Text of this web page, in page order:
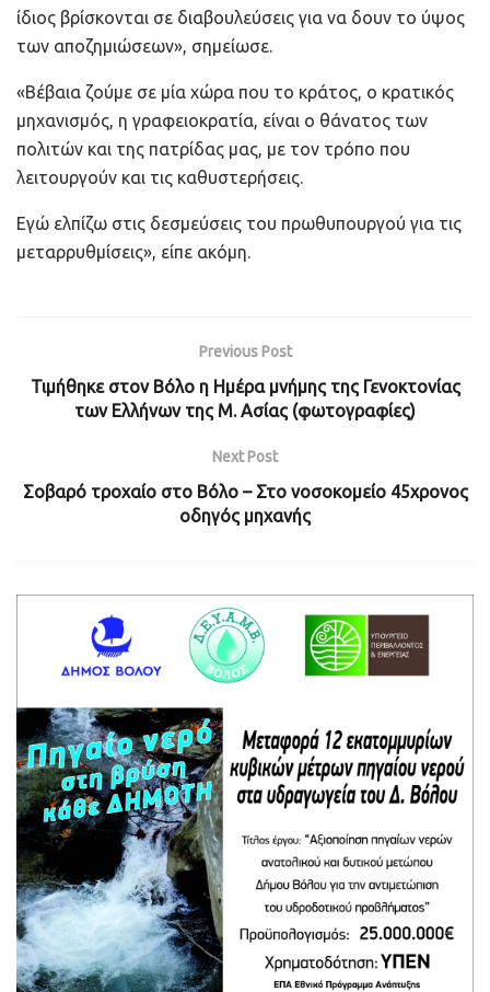
ίδιος βρίσκονται σε διαβουλεύσεις για να δουν το ύψος
των αποζημιώσεων», σημείωσε.
«Βέβαια ζούμε σε μία χώρα που το κράτος, ο κρατικός
μηχανισμός, η γραφειοκρατία, είναι ο θάνατος των
πολιτών και της πατρίδας μας, με τον τρόπο που
λειτουργούν και τις καθυστερήσεις.
Εγώ ελπίζω στις δεσμεύσεις του πρωθυπουργού για τις
μεταρρυθμίσεις», είπε ακόμη.
Previous Post
Τιμήθηκε στον Βόλο η Ημέρα μνήμης της Γενοκτονίας
των Ελλήνων της Μ. Ασίας (φωτογραφίες)
Next Post
Σοβαρό τροχαίο στο Βόλο – Στο νοσοκομείο 45χρονος
οδηγός μηχανής